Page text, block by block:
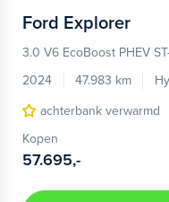
Ford Explorer
3.0 V6 EcoBoost PHEV
2024
47.983 km
achterbank verwarmd
Kopen
57.695,-